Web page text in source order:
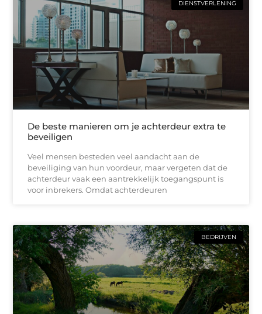
DIENSTVERLENING
De beste manieren om je achterdeur extra te
beveiligen
Veel mensen besteden veel aandacht aan de
beveiliging van hun voordeur, maar vergeten dat de
achterdeur vaak een aantrekkelijk toegangspunt is
voor inbrekers. Omdat achterdeuren
BEDRIJVEN